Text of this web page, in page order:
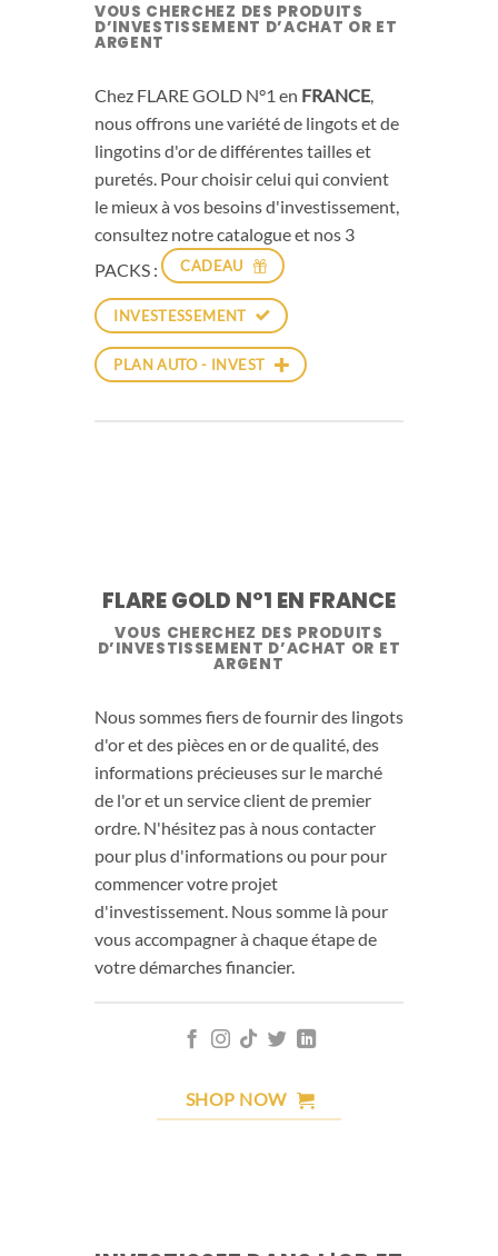
VOUS CHERCHEZ DES PRODUITS
D’INVESTISSEMENT D’ACHAT OR ET
ARGENT
Chez FLARE GOLD N°1 en FRANCE,
nous offrons une variété de lingots et de
lingotins d'or de différentes tailles et
puretés. Pour choisir celui qui convient
le mieux à vos besoins d'investissement,
consultez notre catalogue et nos 3
PACKS :
CADEAU
INVESTESSEMENT
PLAN AUTO - INVEST
FLARE GOLD N°1 EN FRANCE
VOUS CHERCHEZ DES PRODUITS
D’INVESTISSEMENT D’ACHAT OR ET
ARGENT
Nous sommes fiers de fournir des lingots
d'or et des pièces en or de qualité, des
informations précieuses sur le marché
de l'or et un service client de premier
ordre. N'hésitez pas à nous contacter
pour plus d'informations ou pour pour
commencer votre projet
d'investissement. Nous somme là pour
vous accompagner à chaque étape de
votre démarches financier.
SHOP NOW